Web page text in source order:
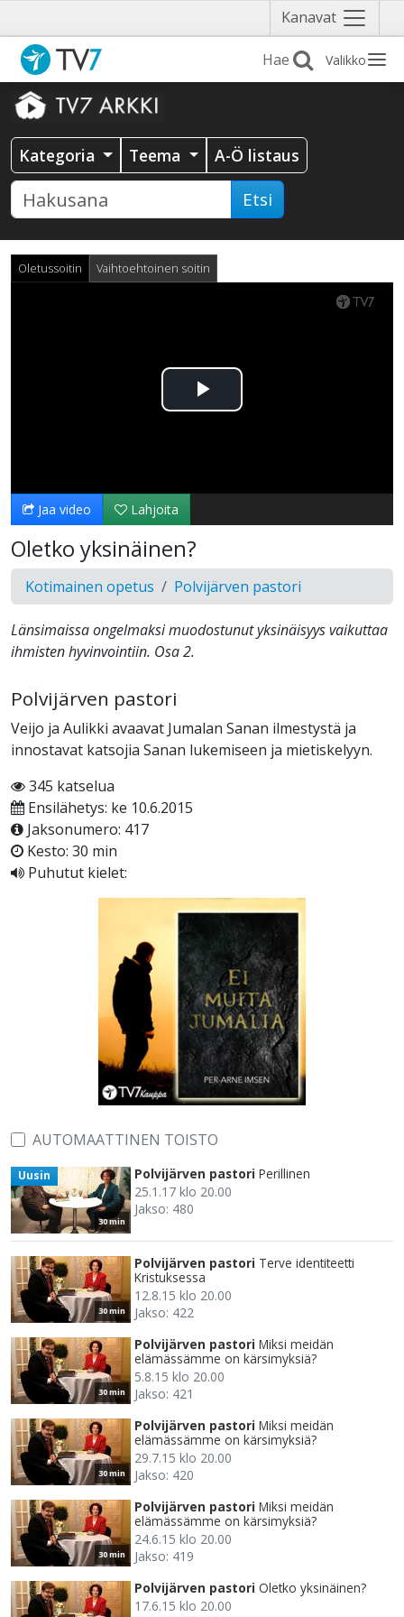
Kanavat Näytä
valikko
Valikko
Kategoria Teema A-Ö listaus
Etsi
Oletussoitin Vaihtoehtoinen soitin
Toista
Jaa video Lahjoita
Oletko yksinäinen?
Kotimainen opetus Polvijärven pastori
Länsimaissa ongelmaksi muodostunut yksinäisyys vaikuttaa
ihmisten hyvinvointiin. Osa 2.
Polvijärven pastori
Veijo ja Aulikki avaavat Jumalan Sanan ilmestystä ja
innostavat katsojia Sanan lukemiseen ja mietiskelyyn.
345 katselua
Ensilähetys: ke 10.6.2015
Jaksonumero: 417
Kesto: 30 min
Puhutut kielet:
AUTOMAATTINEN TOISTO
30 min
Uusin Polvijärven pastori Perillinen
25.1.17 klo 20.00
Jakso: 480
30 min
Polvijärven pastori Terve identiteetti
Kristuksessa
12.8.15 klo 20.00
Jakso: 422
30 min
Polvijärven pastori Miksi meidän
elämässämme on kärsimyksiä?
5.8.15 klo 20.00
Jakso: 421
30 min
Polvijärven pastori Miksi meidän
elämässämme on kärsimyksiä?
29.7.15 klo 20.00
Jakso: 420
30 min
Polvijärven pastori Miksi meidän
elämässämme on kärsimyksiä?
24.6.15 klo 20.00
Jakso: 419
Polvijärven pastori Oletko yksinäinen?
17.6.15 klo 20.00